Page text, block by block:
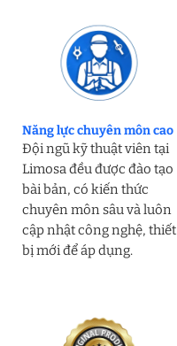
Năng lực chuyên môn cao
Đội ngũ kỹ thuật viên tại
Limosa đều được đào tạo
bài bản, có kiến thức
chuyên môn sâu và luôn
cập nhật công nghệ, thiết
bị mới để áp dụng.